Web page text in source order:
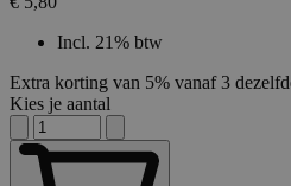
Incl. 21% btw
Extra korting van 5% vanaf 3
Kies je aantal